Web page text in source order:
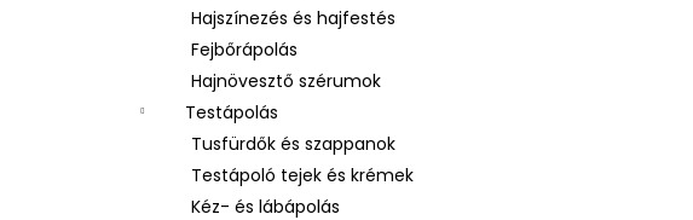
Hajszínezés és hajfestés
Fejbőrápolás
Hajnövesztő szérumok
Testápolás
Tusfürdők és szappanok
Testápoló tejek és krémek
Kéz- és lábápolás